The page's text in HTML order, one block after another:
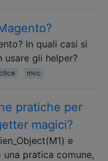
In quali casi si
usare gli helper?
mvc
pratiche per
magici?
e
pratica comune,